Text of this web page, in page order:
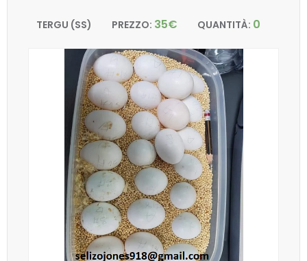
TERGU (SS) PREZZO: 35€ QUANTITÀ: 0